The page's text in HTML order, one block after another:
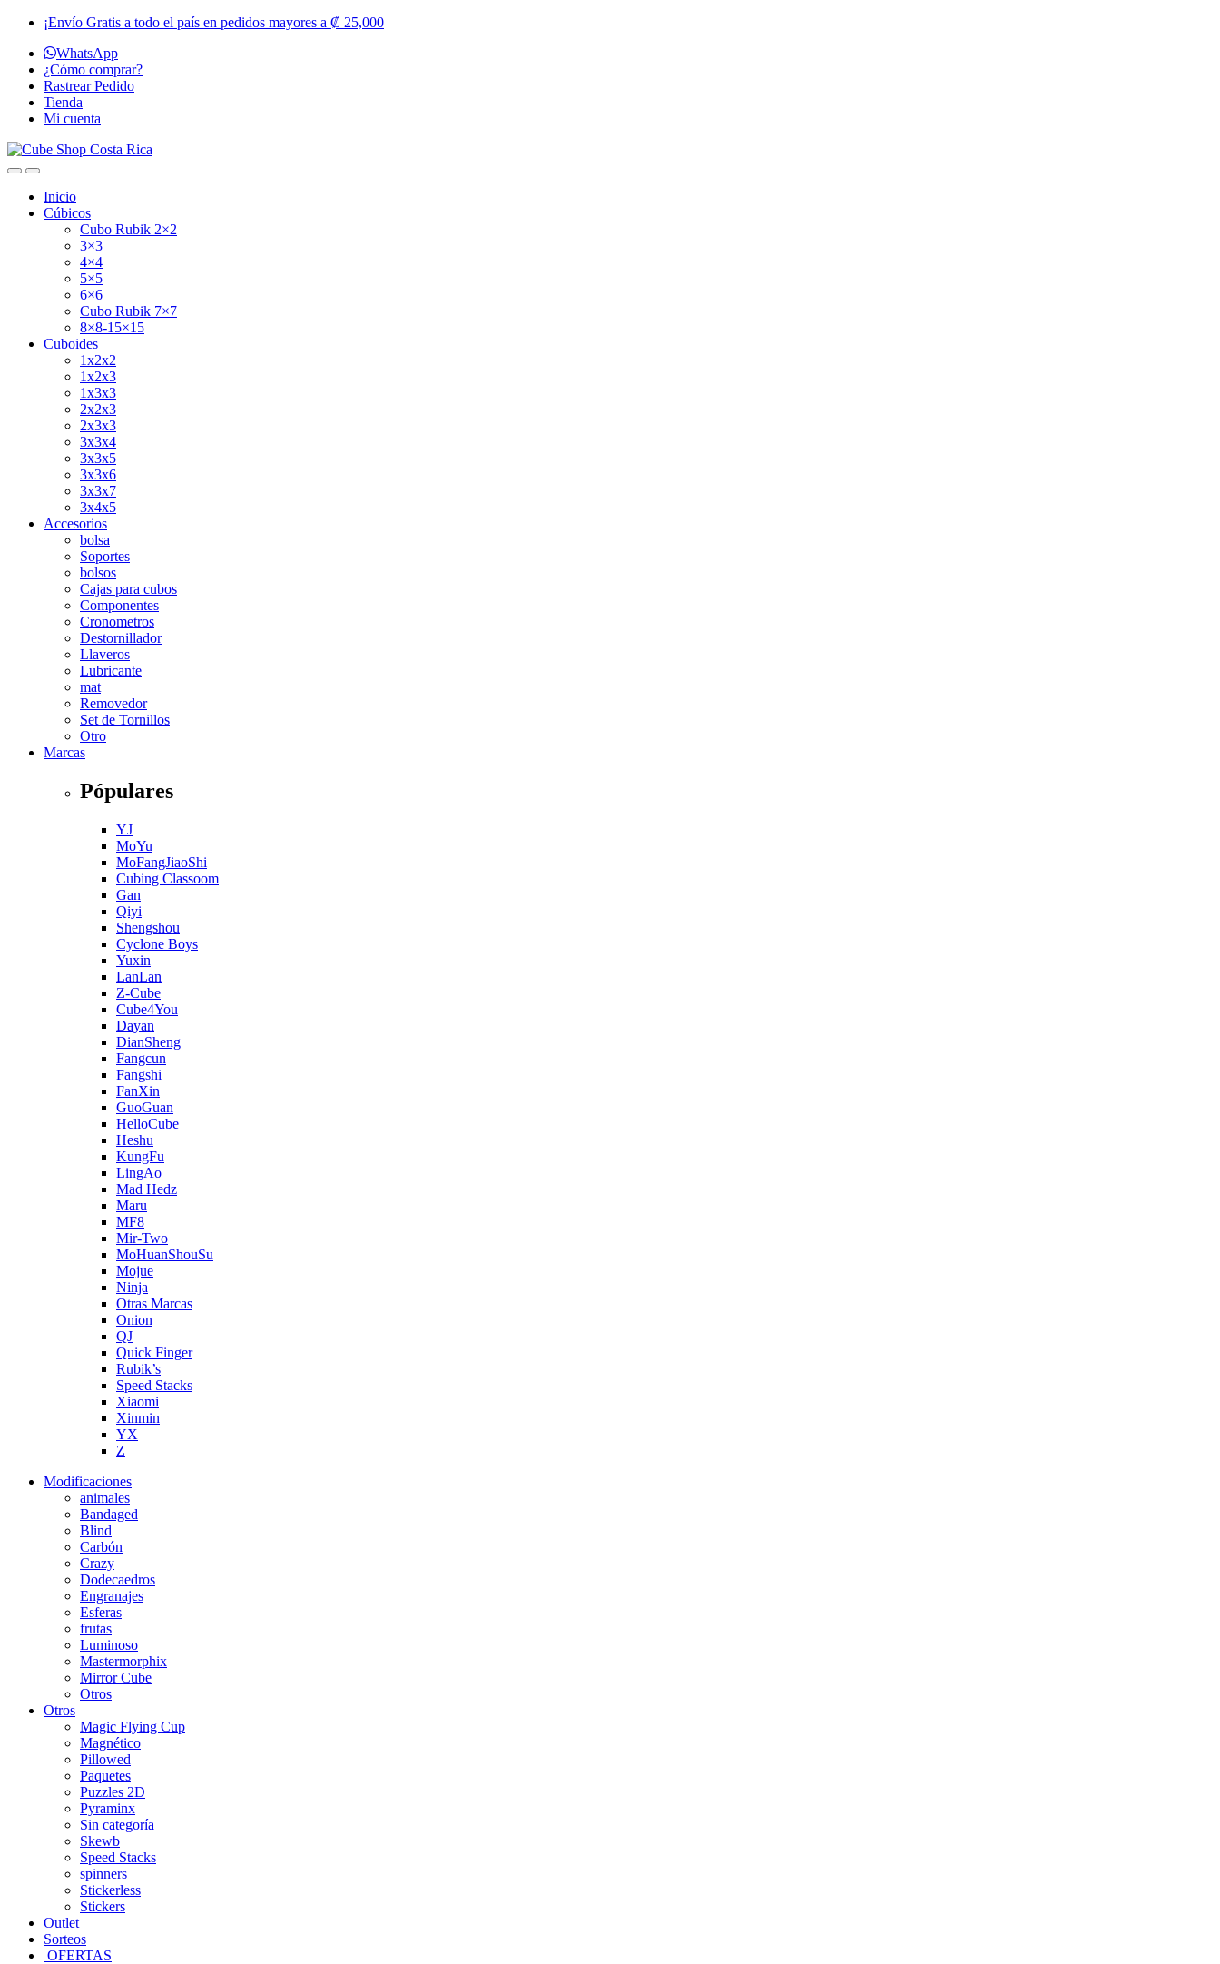
Skip
navigation
Skip
content
¡Envío Gratis a todo el país en pedidos mayores a ₡ 25,000
WhatsApp
¿Cómo comprar?
Rastrear Pedido
Tienda
Mi cuenta
Inicio
Cúbicos
Cubo Rubik 2×2
3×3
4×4
5×5
6×6
Cubo Rubik 7×7
8×8-15×15
Cuboides
1x2x2
1x2x3
1x3x3
2x2x3
2x3x3
3x3x4
3x3x5
3x3x6
3x3x7
3x4x5
Accesorios
bolsa
Soportes
bolsos
Cajas para cubos
Componentes
Cronometros
Destornillador
Llaveros
Lubricante
mat
Removedor
Set de Tornillos
Otro
Marcas
Pópulares
YJ
MoYu
MoFangJiaoShi
Cubing Classoom
Gan
Qiyi
Shengshou
Cyclone Boys
Yuxin
LanLan
Z-Cube
Cube4You
Dayan
DianSheng
Fangcun
Fangshi
FanXin
GuoGuan
HelloCube
Heshu
KungFu
LingAo
Mad Hedz
Maru
MF8
Mir-Two
MoHuanShouSu
Mojue
Ninja
Otras Marcas
Onion
QJ
Quick Finger
Rubik’s
Speed Stacks
Xiaomi
Xinmin
YX
Z
Modificaciones
animales
Bandaged
Blind
Carbón
Crazy
Dodecaedros
Engranajes
Esferas
frutas
Luminoso
Mastermorphix
Mirror Cube
Otros
Otros
Magic Flying Cup
Magnético
Pillowed
Paquetes
Puzzles 2D
Pyraminx
Sin categoría
Skewb
Speed Stacks
spinners
Stickerless
Stickers
Outlet
Sorteos
OFERTAS